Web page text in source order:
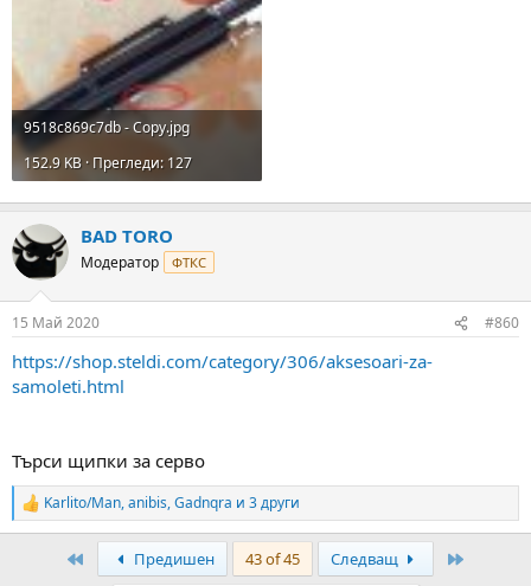
9518c869c7db - Copy.jpg
152.9 KB · Прегледи: 127
BAD TORO
Модератор ФТКС
15 Май 2020 #860
https://shop.steldi.com/category/306/aksesoari-za-
samoleti.html
Търси щипки за серво
R
e
Karlito/Man,anibis,Gadnqra и 3 други
Предишен 43 of 45 Следващ